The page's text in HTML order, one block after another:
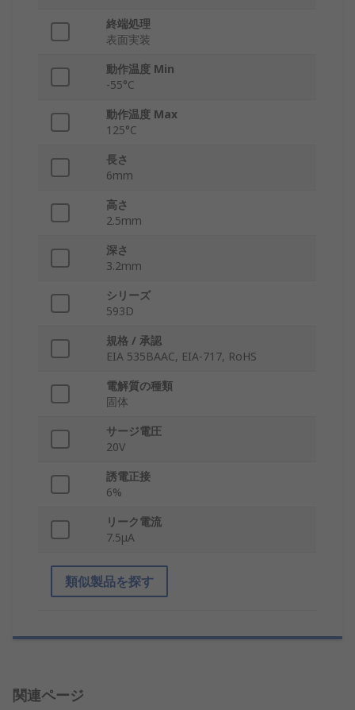
終端処理
表面実装
動作温度 Min
-55°C
動作温度 Max
125°C
長さ
6mm
高さ
2.5mm
深さ
3.2mm
シリーズ
593D
規格 / 承認
EIA 535BAAC, EIA-717, RoHS
電解質の種類
固体
サージ電圧
20V
誘電正接
6%
リーク電流
7.5μA
類似製品を探す
関連ページ